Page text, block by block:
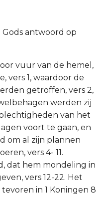
antwoord op
vuur van de hemel,
vers 1, waardoor de
getroffen, vers 2,
werden zij
van het
voort te gaan, en
om al zijn plannen
vers 4- 11.
dat hem mondeling in
vers 12-22. Het
in 1 Koningen 8